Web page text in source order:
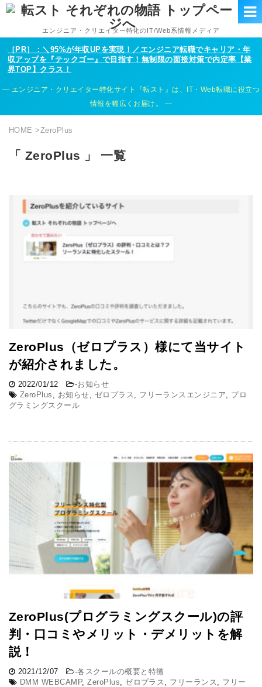
エンジニア・クリエイター特化のIT/Web系情報メディア
［PR］：＼95%が年収UPを実現！／エンジニア転職でキャリア・年
収アップを『テックゴー』で目指す！無制限の面接対策で内定率【業
界TOP】クラス！
エンジニア・クリエイター特化サイト『転スト』は、IT・Web転職に役立つ
情報を幅広くお届け。
HOME > ZeroPlus
「 ZeroPlus 」 一覧
ZeroPlus（ゼロプラス）様にて当サイト
が紹介されました。
2022/01/12 -お知らせ
ZeroPlus
お知らせ ゼロプラス フリーランスエンジニア
プロ
グラミングスクール
ZeroPlus(プログラミングスクール)の評
判・口コミやメリット・デメリットを解
説！
2021/12/07 -各スクールの概要と特徴
DMM WEBCAMP,ZeroPlus ,ゼロプラス フリーランス
フリー